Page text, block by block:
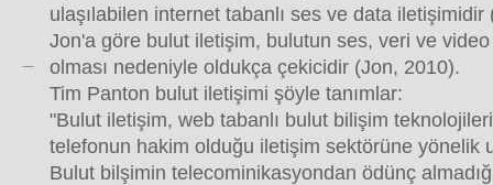
ulaşılabilen internet tabanlı ses ve data
Jon'a göre bulut iletişim, bulutun ses, veri ve
olması nedeniyle oldukça çekicidir (Jon, 2010).
Tim Panton bulut iletişimi şöyle tanımlar:
"Bulut iletişim, web tabanlı bulut bilişim
telefonun hakim olduğu iletişim sektörüne yönelik
Bulut bilşimin telecominikasyondan ödünç